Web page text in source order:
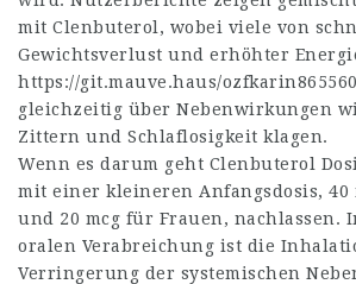
mit Clenbuterol, wobei viele von
Gewichtsverlust und erhöhter
https://git.mauve.haus/ozfkarin865560
gleichzeitig über Nebenwirkungen
Zittern und Schlaflosigkeit klagen.
Wenn es darum geht Clenbuterol
mit einer kleineren Anfangsdosis, 40
und 20 mcg für Frauen, nachlassen.
oralen Verabreichung ist die
Verringerung der systemischen